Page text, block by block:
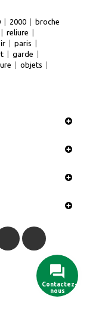
| 2000 | broche
| reliure |
| paris |
| garde |
| objets |
Contactez-
nous